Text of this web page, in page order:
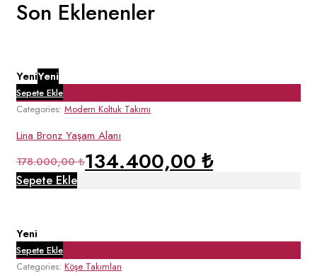
Son Eklenenler
YeniYeni
Sepete Ekle
Categories: Modern Koltuk Takımı
Lina Bronz Yaşam Alanı
178.000,00₺134.400,00 ₺
Sepete Ekle
Yeni
Sepete Ekle
Categories: Köşe Takımları